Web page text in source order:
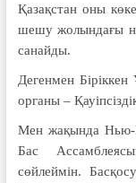
Қазақстан оны
шешу жолындағы
санайды.
Дегенмен
органы –
Мен жақында Нью-
Бас
сөйлеймін.